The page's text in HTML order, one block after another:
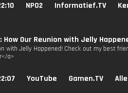
NPO2 Informatief.TV
How Our Reunion with Jelly
with Jelly Happened! Check out my best
a>
YouTube Gamen.TV